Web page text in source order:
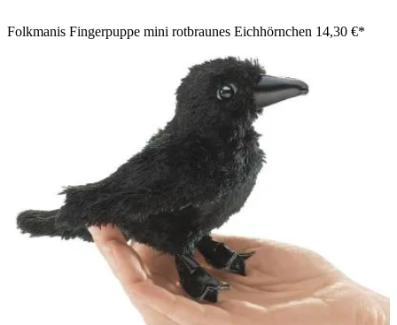
Folkmanis Fingerpuppe mini rotbraunes Eichhörnchen 14,30 €*